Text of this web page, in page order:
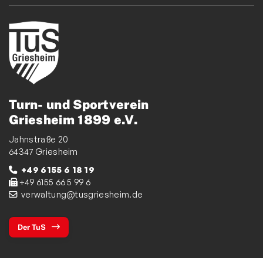
Turn- und Sportverein
Griesheim 1899 e.V.
Jahnstraße 20
64347 Griesheim
+49 6155 6 18 19
+49 6155 66 5 99 6
verwaltung@tusgriesheim.de
Der TuS